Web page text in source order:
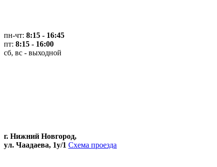
пн-чт: 8:15 - 16:45
пт: 8:15 - 16:00
сб, вс - выходной
г. Нижний Новгород,
ул. Чаадаева, 1у/1 Схема проезда